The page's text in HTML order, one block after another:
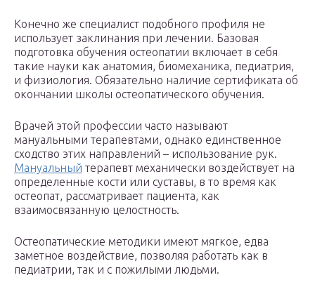
Конечно же специалист подобного профиля не
использует заклинания при лечении. Базовая
подготовка обучения остеопатии включает в себя
такие науки как анатомия, биомеханика, педиатрия,
и физиология. Обязательно наличие сертификата об
окончании школы остеопатического обучения.
Врачей этой профессии часто называют
мануальными терапевтами, однако единственное
сходство этих направлений – использование рук.
Мануальный терапевт механически воздействует на
определенные кости или суставы, в то время как
остеопат, рассматривает пациента, как
взаимосвязанную целостность.
Остеопатические методики имеют мягкое, едва
заметное воздействие, позволяя работать как в
педиатрии, так и с пожилыми людьми.